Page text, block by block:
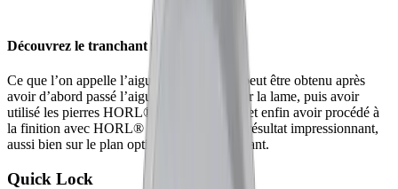
Découvrez le tranchant miroir
Ce que l’on appelle l’aiguisage « miroir » peut être obtenu après
avoir d’abord passé l’aiguiseur HORL® sur la lame, puis avoir
utilisé les pierres HORL® fine et extrafine et enfin avoir procédé à
la finition avec HORL® Kagami. Pour un résultat impressionnant,
aussi bien sur le plan optique que du tranchant.
Quick Lock